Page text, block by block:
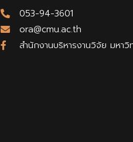
053-94-3601
ora@cmu.ac.th
สำนักงานบริหารงานวิจัย มหาวิ